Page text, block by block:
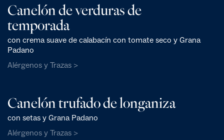
Canelón de verduras de
temporada
con crema suave de calabacín con tomate seco y Grana
Padano
Alérgenos y Trazas >
Canelón trufado de longaniza
con setas y Grana Padano
Alérgenos y Trazas >